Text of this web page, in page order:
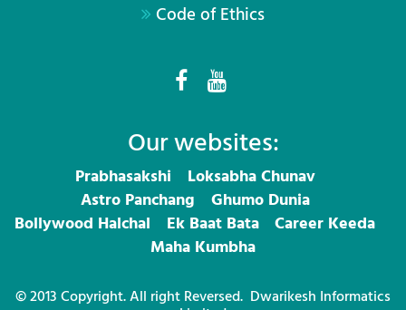
Code of Ethics
Our websites:
Prabhasakshi
Loksabha Chunav
Astro Panchang
Ghumo Dunia
Bollywood Halchal
Ek Baat Bata
Career Keeda
Maha Kumbha
© 2013 Copyright. All right Reversed. Dwarikesh Informatics